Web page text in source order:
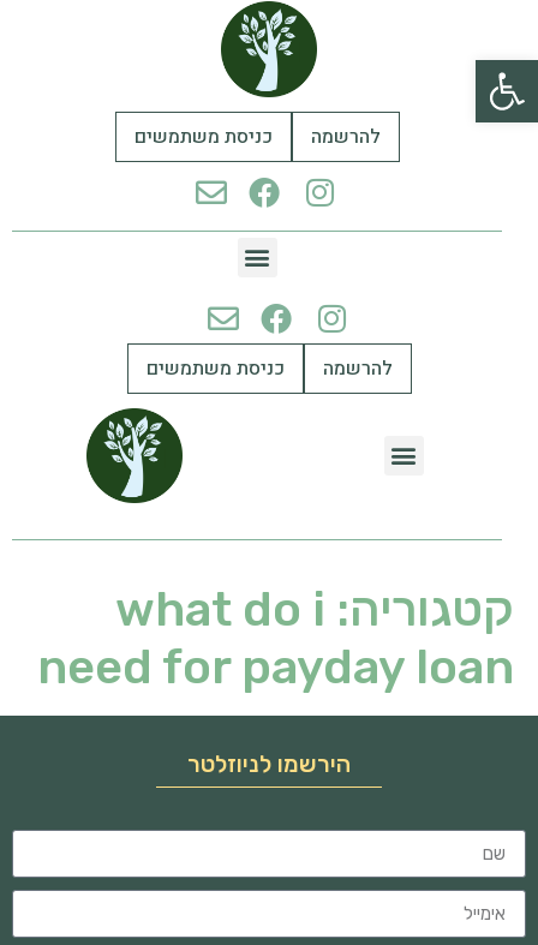
פתח סרגל נגישות
להרשמה כניסת משתמשים
להרשמה כניסת משתמשים
קטגוריה: what do i
need for payday loan
הירשמו לניוזלטר